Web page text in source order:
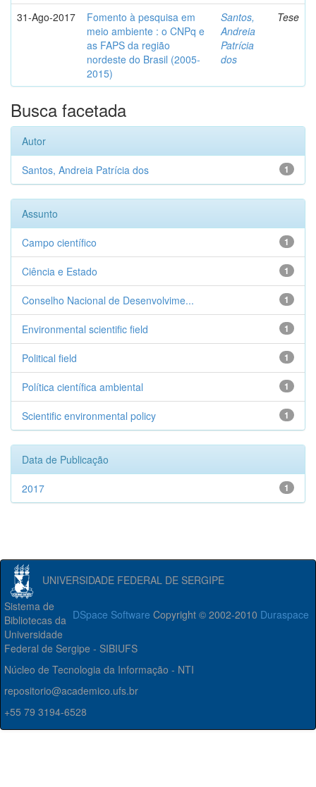
31-Ago-2017
Fomento à pesquisa em
meio ambiente : o CNPq e
as FAPS da região
nordeste do Brasil (2005-
2015)
Santos,
Andreia
Patrícia
dos
Tese
Busca facetada
Autor
1
Santos, Andreia Patrícia dos
Assunto
1
Campo científico
1
Ciência e Estado
1
Conselho Nacional de Desenvolvime...
1
Environmental scientific field
1
Political field
1
Política científica ambiental
1
Scientific environmental policy
Data de Publicação
1
2017
UNIVERSIDADE FEDERAL DE SERGIPE
DSpace Software Copyright © 2002-2010 Duraspace
Sistema de
Bibliotecas da
Universidade
Federal de Sergipe - SIBIUFS
Núcleo de Tecnologia da Informação - NTI
repositorio@academico.ufs.br
+55 79 3194-6528